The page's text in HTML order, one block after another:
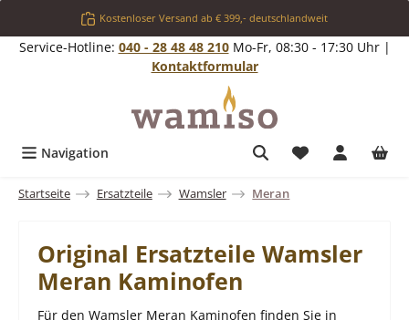
Zum Hauptinhalt springenKostenloser Versand ab € 399,- deutschlandweit
Service-Hotline: 040 - 28 48 48 210Mo-Fr, 08:30 - 17:30 Uhr |
Kontaktformular
Navigation Du hast 0
Startseite Ersatzteile Wamsler Meran
Original Ersatzteile Wamsler
Meran Kaminofen
Für den Wamsler Meran Kaminofen finden Sie in